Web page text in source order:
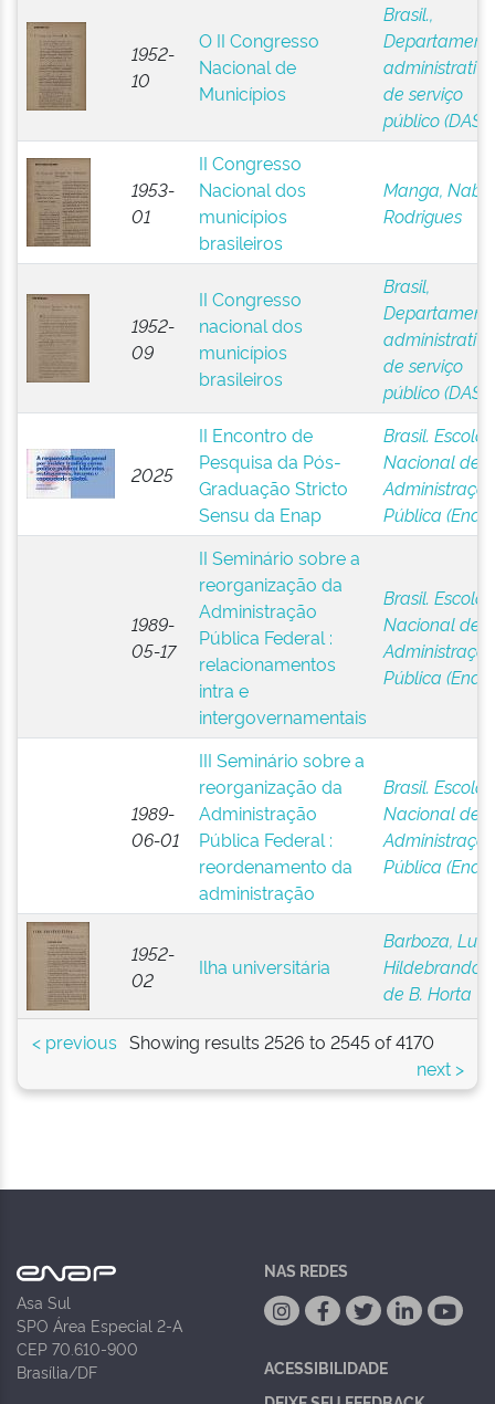
1952-
10
O II Congresso
Nacional de
Municípios
Brasil.,
administrativo
de serviço
público
1953-
01
II Congresso
Nacional dos
municípios
brasileiros
Manga,
Rodrigues
1952-
09
II Congresso
nacional dos
municípios
brasileiros
Brasil,
administrativo
de serviço
público
2025
II Encontro de
Pesquisa da Pós-
Graduação Stricto
Sensu da Enap
Brasil. Escola
Nacional de
Pública (Enap)
1989-
05-17
II Seminário sobre a
reorganização da
Administração
Pública Federal :
relacionamentos
intra e
intergovernamentais
Brasil. Escola
Nacional de
Pública (Enap)
1989-
06-01
III Seminário sobre a
reorganização da
Administração
Pública Federal :
reordenamento da
administração
Brasil. Escola
Nacional de
Pública (Enap)
1952-
02
Ilha universitária
Barboza, Luiz
Hildebrando
de B. Horta
Showing results 2526 to 2545 of 4170
< previous
next >
Asa Sul
SPO Área Especial 2-A
CEP 70.610-900
Brasília/DF
NAS REDES
ACESSIBILIDADE